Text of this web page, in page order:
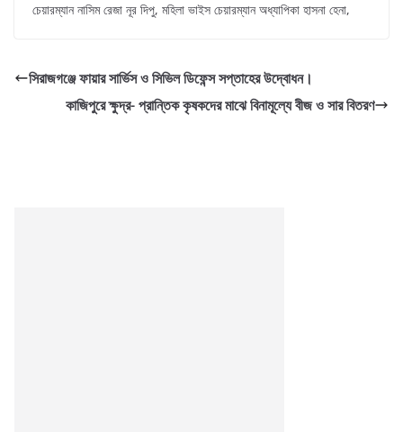
চেয়ারম্যান নাসিম রেজা নূর দিপু, মহিলা ভাইস চেয়ারম্যান অধ্যাপিকা হাসনা হেনা,
সিরাজগঞ্জে ফায়ার সার্ভিস ও সিভিল ডিফেন্স সপ্তাহের উদ্বোধন।
কাজিপুরে ক্ষুদ্র- প্রান্তিক কৃষকদের মাঝে বিনামূল্যে বীজ ও সার বিতরণ